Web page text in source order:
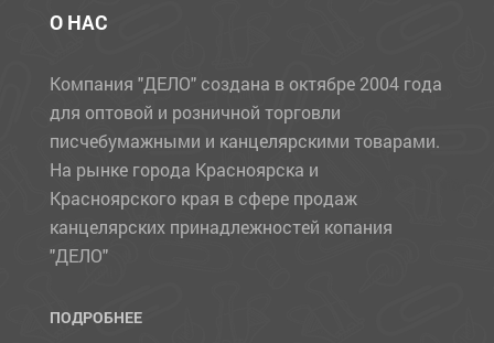
О НАС
Компания "ДЕЛО" создана в октябре 2004 года
для оптовой и розничной торговли
писчебумажными и канцелярскими товарами.
На рынке города Красноярска и
Красноярского края в сфере продаж
канцелярских принадлежностей копания
"ДЕЛО"
ПОДРОБНЕЕ